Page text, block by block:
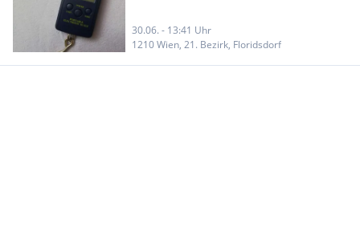
30.06. - 13:41 Uhr
1210 Wien, 21. Bezirk, Floridsdorf